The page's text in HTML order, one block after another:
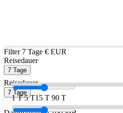
Filter 7 Tage € EUR
Reisedauer
7 Tage
1 T 5 T15 T 90 T
Reisedauer
7 Tage